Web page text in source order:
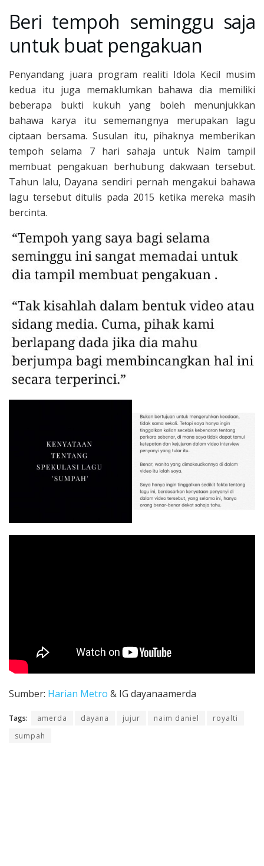
Beri tempoh seminggu saja
untuk buat pengakuan
Penyandang juara program realiti Idola Kecil musim
kedua itu juga memaklumkan bahawa dia memiliki
beberapa bukti kukuh yang boleh menunjukkan
bahawa karya itu sememangnya merupakan lagu
ciptaan bersama. Susulan itu, pihaknya memberikan
tempoh selama 7 hari sahaja untuk Naim tampil
membuat pengakuan berhubung dakwaan tersebut.
Tahun lalu, Dayana sendiri pernah mengakui bahawa
lagu tersebut ditulis pada 2015 ketika mereka masih
bercinta.
Sumber: Harian Metro & IG dayanaamerda
Tags: amerda dayana jujur naim daniel
royalti
sumpah